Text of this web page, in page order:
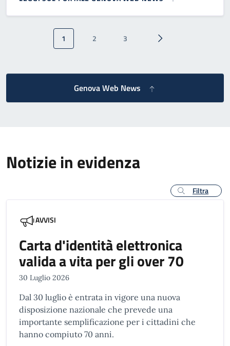
Paginazione
Pagina attuale
1 Pagina
2 Pagina
3 Pagina successiva
Genova Web News
Notizie in evidenza
Filtra
AVVISI
Carta d'identità elettronica
valida a vita per gli over 70
30 Luglio 2026
Dal 30 luglio è entrata in vigore una nuova
disposizione nazionale che prevede una
importante semplificazione per i cittadini che
hanno compiuto 70 anni.